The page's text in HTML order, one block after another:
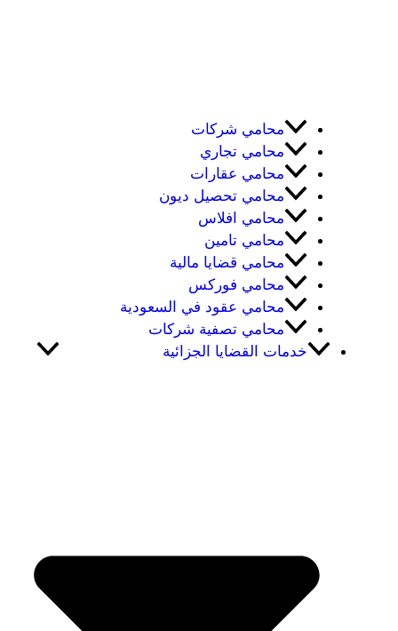
محامي شركات
محامي تجاري
محامي عقارات
محامي تحصيل ديون
محامي افلاس
محامي تامين
محامي قضايا مالية
محامي فوركس
محامي عقود في السعودية
محامي تصفية شركات
خدمات القضايا الجزائية